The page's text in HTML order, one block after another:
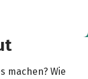
machen? Wie